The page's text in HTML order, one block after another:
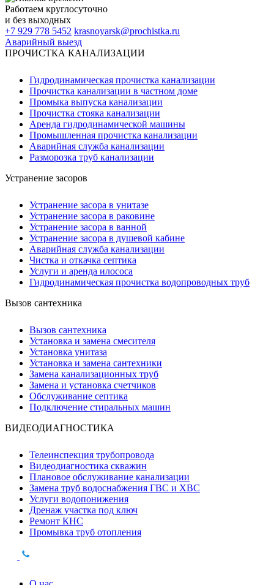
Работаем круглосуточно
и без выходных
+7 929 778 5452 krasnoyarsk@prochistka.ru
Аварийный выезд
ПРОЧИСТКА КАНАЛИЗАЦИИ
Гидродинамическая прочистка канализации
Прочистка канализации в частном доме
Промыка выпуска канализации
Прочистка стояка канализации
Аренда гидродинамической машины
Промышленная прочистка канализации
Аварийная служба канализации
Разморозка труб канализации
Устранение засоров
Устранение засора в унитазе
Устранение засора в раковине
Устранение засора в ванной
Устранение засора в душевой кабине
Аварийная служба канализации
Чистка и откачка септика
Услуги и аренда илососа
Гидродинамическая прочистка водопроводных труб
Вызов сантехника
Вызов сантехника
Установка и замена смесителя
Установка унитаза
Установка и замена сантехники
Замена канализационных труб
Замена и установка счетчиков
Обслуживание септика
Подключение стиральных машин
ВИДЕОДИАГНОСТИКА
Телеинспекция трубопровода
Видеодиагностика скважин
Плановое обслуживание канализации
Замена труб водоснабжения ГВС и ХВС
Услуги водопонижения
Дренаж участка под ключ
Ремонт КНС
Промывка труб отопления